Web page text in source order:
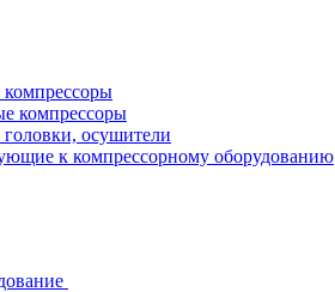
компрессоры
осушители
к компрессорному оборудованию